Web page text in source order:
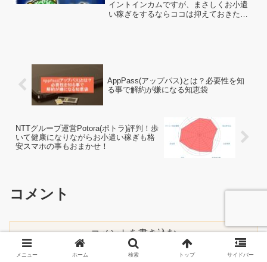
イントインカムですが、まさしくお小遣
い稼ぎをするならココは抑えておきたい
AppPass(アップパス)とは？必要性を知
る事で解約が嫌になる知恵袋
NTTグループ運営Potora(ポトラ)評判！歩
いて健康になりながらお小遣い稼ぎも格
安スマホの事もおまかせ！
コメント
コメントを書き込む
メニュー ホーム 検索 トップ サイドバー